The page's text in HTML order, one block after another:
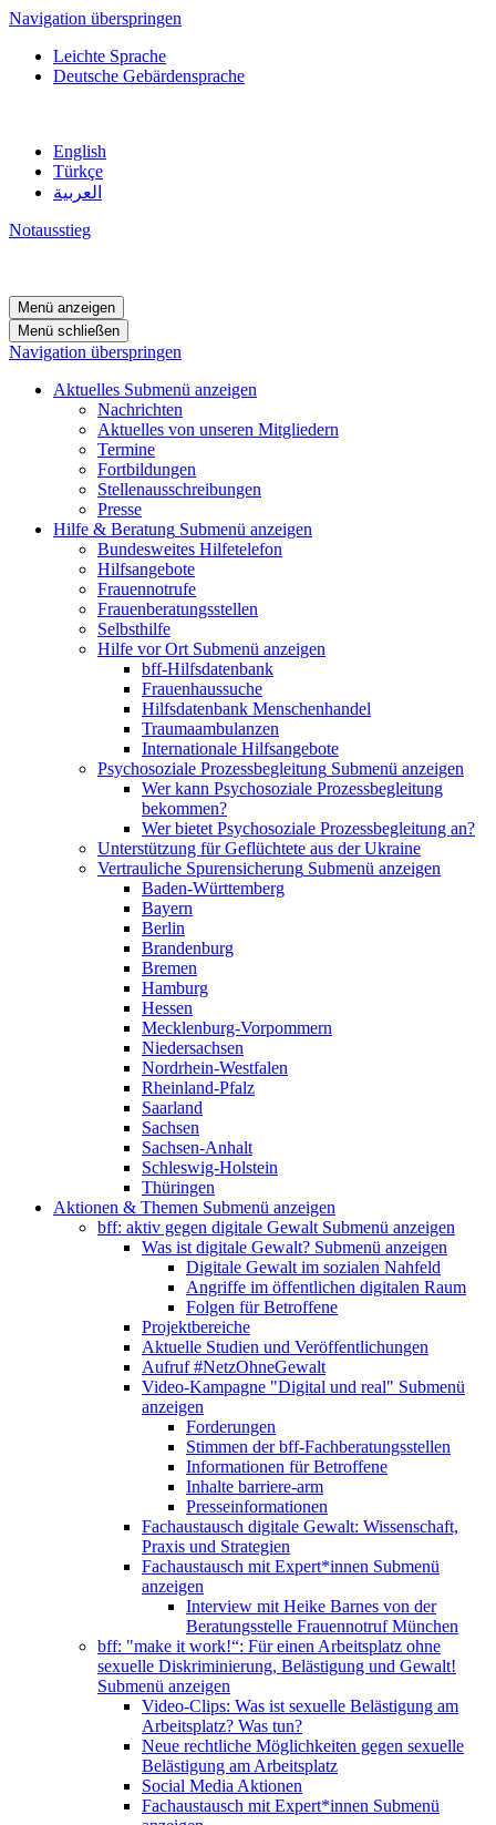
Navigation überspringen
Leichte Sprache
Deutsche Gebärdensprache
English
Türkçe
العربية
Notausstieg
Menü anzeigen
Menü schließen
Navigation überspringen
Aktuelles Submenü anzeigen
Nachrichten
Aktuelles von unseren Mitgliedern
Termine
Fortbildungen
Stellenausschreibungen
Presse
Hilfe & Beratung Submenü anzeigen
Bundesweites Hilfetelefon
Hilfsangebote
Frauennotrufe
Frauenberatungsstellen
Selbsthilfe
Hilfe vor Ort Submenü anzeigen
bff-Hilfsdatenbank
Frauenhaussuche
Hilfsdatenbank Menschenhandel
Traumaambulanzen
Internationale Hilfsangebote
Psychosoziale Prozessbegleitung Submenü anzeigen
Wer kann Psychosoziale Prozessbegleitung
bekommen?
Wer bietet Psychosoziale Prozessbegleitung an?
Unterstützung für Geflüchtete aus der Ukraine
Vertrauliche Spurensicherung Submenü anzeigen
Baden-Württemberg
Bayern
Berlin
Brandenburg
Bremen
Hamburg
Hessen
Mecklenburg-Vorpommern
Niedersachsen
Nordrhein-Westfalen
Rheinland-Pfalz
Saarland
Sachsen
Sachsen-Anhalt
Schleswig-Holstein
Thüringen
Aktionen & Themen Submenü anzeigen
bff: aktiv gegen digitale Gewalt Submenü anzeigen
Was ist digitale Gewalt? Submenü anzeigen
Digitale Gewalt im sozialen Nahfeld
Angriffe im öffentlichen digitalen Raum
Folgen für Betroffene
Projektbereiche
Aktuelle Studien und Veröffentlichungen
Aufruf #NetzOhneGewalt
Video-Kampagne "Digital und real" Submenü
anzeigen
Forderungen
Stimmen der bff-Fachberatungsstellen
Informationen für Betroffene
Inhalte barriere-arm
Presseinformationen
Fachaustausch digitale Gewalt: Wissenschaft,
Praxis und Strategien
Fachaustausch mit Expert*innen Submenü
anzeigen
Interview mit Heike Barnes von der
Beratungsstelle Frauennotruf München
bff: "make it work!“: Für einen Arbeitsplatz ohne
sexuelle Diskriminierung, Belästigung und Gewalt!
Submenü anzeigen
Video-Clips: Was ist sexuelle Belästigung am
Arbeitsplatz? Was tun?
Neue rechtliche Möglichkeiten gegen sexuelle
Belästigung am Arbeitsplatz
Social Media Aktionen
Fachaustausch mit Expert*innen Submenü